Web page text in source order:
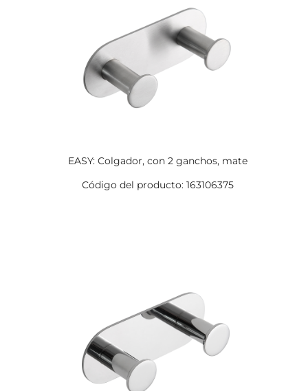
EASY: Colgador, con 2 ganchos, mate
Código del producto: 163106375